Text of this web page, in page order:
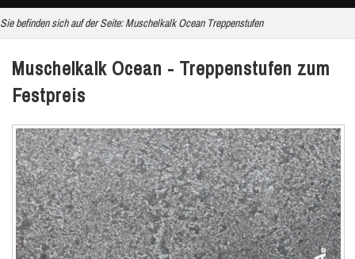
Sie befinden sich auf der Seite: Muschelkalk Ocean Treppenstufen
Muschelkalk Ocean - Treppenstufen zum
Festpreis